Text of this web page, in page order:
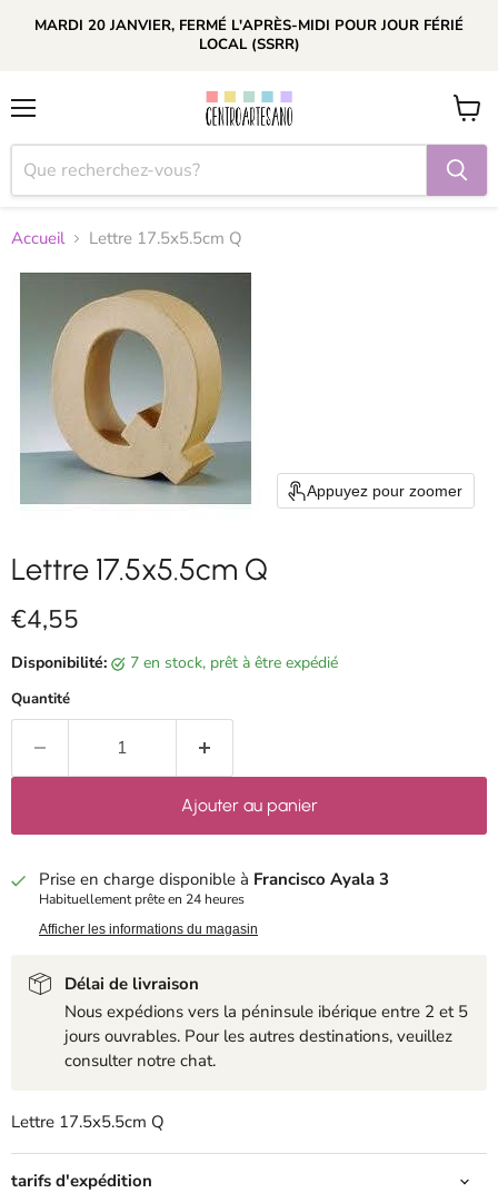
MARDI 20 JANVIER, FERMÉ L'APRÈS-MIDI POUR JOUR FÉRIÉ
LOCAL (SSRR)
Voir
le
panier
Accueil Lettre 17.5x5.5cm Q
Appuyez pour zoomer
Lettre 17.5x5.5cm Q
Prix actuel
€4,55
Disponibilité: 7 en stock, prêt à être expédié
Quantité
Ajouter au panier
Prise en charge disponible à Francisco Ayala 3
Habituellement prête en 24 heures
Afficher les informations du magasin
Délai de livraison
Nous expédions vers la péninsule ibérique entre 2 et 5
jours ouvrables. Pour les autres destinations, veuillez
consulter notre chat.
Lettre 17.5x5.5cm Q
tarifs d'expédition